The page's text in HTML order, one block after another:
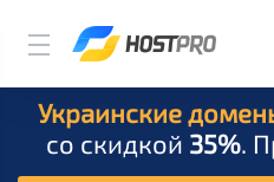
Украинские
со скидкой 35%.